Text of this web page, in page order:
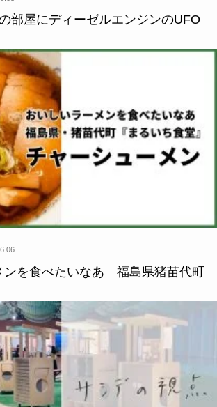
部屋にディーゼルエンジンのUFO
ンを食べたいなあ 福島県猪苗代町